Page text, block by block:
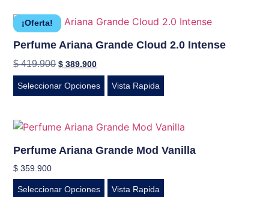
¡Oferta!
Perfume Ariana Grande Cloud 2.0 Intense
$419.900 $ 389.900
Seleccionar Opciones Vista Rapida
Perfume Ariana Grande Mod Vanilla
$ 359.900
Seleccionar Opciones Vista Rapida